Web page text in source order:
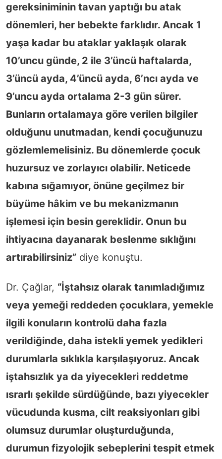
gereksiniminin tavan yaptığı bu atak
dönemleri, her bebekte farklıdır. Ancak 1
yaşa kadar bu ataklar yaklaşık olarak
10’uncu günde, 2 ile 3’üncü haftalarda,
3’üncü ayda, 4’üncü ayda, 6’ncı ayda ve
9’uncu ayda ortalama 2-3 gün sürer.
Bunların ortalamaya göre verilen bilgiler
olduğunu unutmadan, kendi çocuğunuzu
gözlemlemelisiniz. Bu dönemlerde çocuk
huzursuz ve zorlayıcı olabilir. Neticede
kabına sığamıyor, önüne geçilmez bir
büyüme hâkim ve bu mekanizmanın
işlemesi için besin gereklidir. Onun bu
ihtiyacına dayanarak beslenme sıklığını
artırabilirsiniz” diye konuştu.
Dr. Çağlar, “İştahsız olarak tanımladığımız
veya yemeği reddeden çocuklara, yemekle
ilgili konuların kontrolü daha fazla
verildiğinde, daha istekli yemek yedikleri
durumlarla sıklıkla karşılaşıyoruz. Ancak
iştahsızlık ya da yiyecekleri reddetme
ısrarlı şekilde sürdüğünde, bazı yiyecekler
vücudunda kusma, cilt reaksiyonları gibi
olumsuz durumlar oluşturduğunda,
durumun fizyolojik sebeplerini tespit etmek